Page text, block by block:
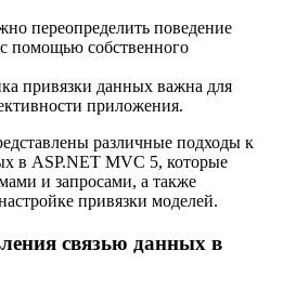
переопределить поведение
помощью собственного
привязки данных важна для
приложения.
различные подходы к
в ASP.NET MVC 5, которые
и запросами, а также
привязки моделей.
связью данных в